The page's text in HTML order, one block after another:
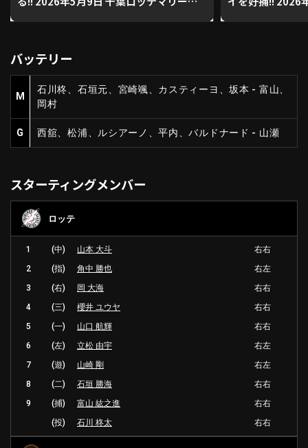
利用規約 プライバシーポリシー
動画を検索（選手・チーム・プレー内容…）
バッテリー
M
石川柊、石垣元、宮崎颯、カスティーヨ、坂本 - 富山、
岡村
G 西舘、松浦、ルシアーノ、平内、バルドナード - 山瀬
スターティングメンバー
ロッテ
1 (中) 山本 大斗
右右
2
(指) 角中 勝也
右左
3
(右) 岡 大海
右右
4
(三) 櫻井 ユウヤ
右右
5
(一) 山口 航輝
右右
6
(左) 立松 由宇
右左
7
(遊) 山崎 剛
右左
8
(二) 石垣 勝海
右右
9
(捕) 富山 紘之進
右右
(投)
石川 柊太 右右